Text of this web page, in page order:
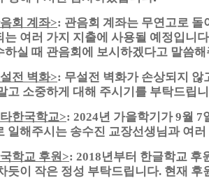
회 계좌>: 관음회 계좌는 무연고로 돌
는 여러 가지 지출에 사용될 예정입니다
하실 때 관음회에 보시하겠다고 말씀
전 벽화>: 무설전 벽화가 손상되지
고 소중하게 대해 주시기를 부탁드립
한국학교>: 2024년 가을학기가9월 7
일해주시는 송수진 교장선생님과 여
학교 후원>: 2018년부터 한글학교 후
듯이 작은 정성 부탁드립니다. 현재 후